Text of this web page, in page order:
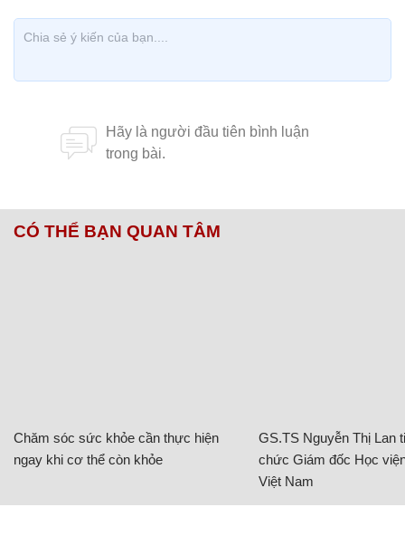
CÓ THỂ BẠN QUAN TÂM
Chăm sóc sức khỏe cần thực hiện
ngay khi cơ thể còn khỏe
GS.TS Nguyễn Thị Lan
chức Giám đốc Học
Việt Nam